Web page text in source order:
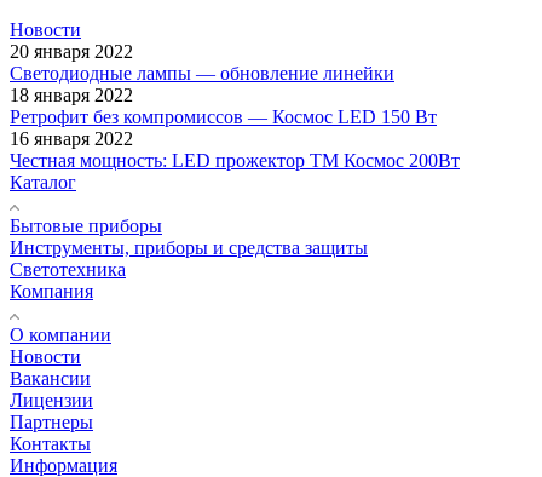
Новости
20 января 2022
Светодиодные лампы — обновление линейки
18 января 2022
Ретрофит без компромиссов — Космос LED 150 Вт
16 января 2022
Честная мощность: LED прожектор ТМ Космос 200Вт
Каталог
Бытовые приборы
Инструменты, приборы и средства защиты
Светотехника
Компания
О компании
Новости
Вакансии
Лицензии
Партнеры
Контакты
Информация